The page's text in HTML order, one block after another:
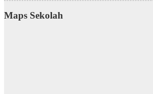
Maps Sekolah